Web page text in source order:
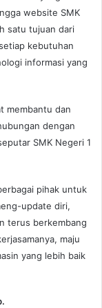
website SMK
satu tujuan dari
kebutuhan
informasi yang
membantu dan
dengan
SMK Negeri 1
pihak untuk
update diri,
terus berkembang
maju
yang lebih baik